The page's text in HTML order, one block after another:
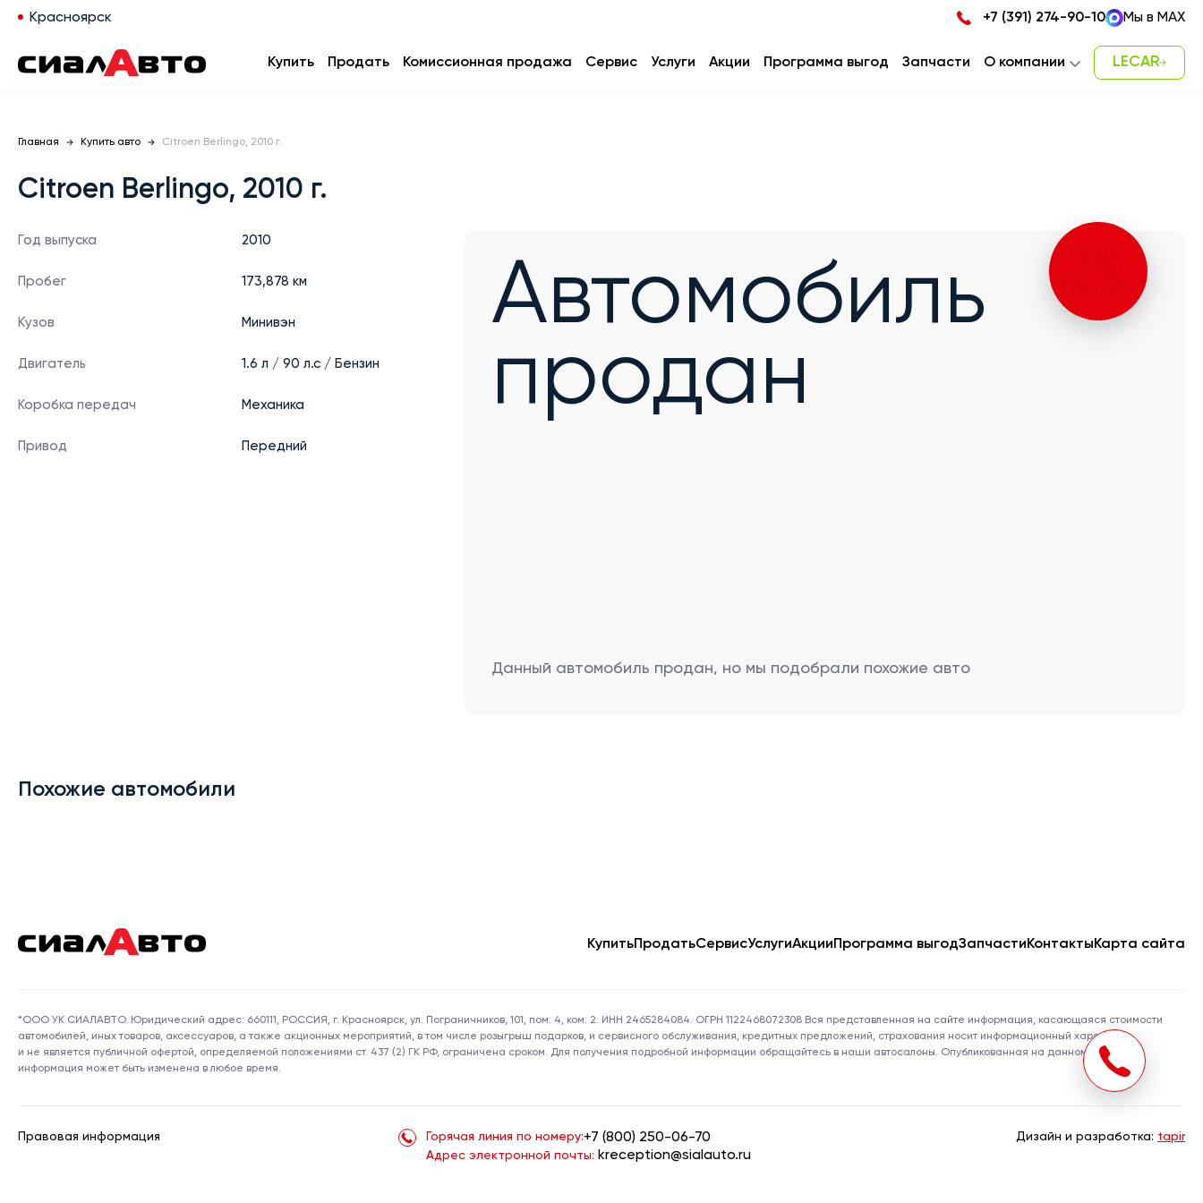
Красноярск +7 (391) 274-90-10 Мы в MAX
Купить Продать Комиссионная продажа Сервис Услуги Акции Программа выгод Запчасти О компании LECAR
Главная Купить авто Citroen Berlingo, 2010 г.
Citroen Berlingo, 2010 г.
Год выпуска 2010
Пробег 173,878 км
Кузов Минивэн
Двигатель 1.6 л / 90 л.с / Бензин
Коробка передач Механика
Привод Передний
Автомобиль
продан
Данный автомобиль продан, но мы подобрали похожие авто
Похожие автомобили
КупитьПродатьСервисУслугиАкцииПрограмма выгодЗапчастиКонтактыКарта сайта
*ООО УК СИАЛАВТО. Юридический адрес: 660111, РОССИЯ, г. Красноярск, ул. Пограничников, 101, пом. 4, ком. 2. ИНН 2465284084. ОГРН 1122468072308 Вся представленная на сайте информация, касающаяся стоимости
автомобилей, иных товаров, аксессуаров, а также акционных мероприятий, в том числе розыгрыш подарков, и сервисного обслуживания, кредитных предложений, страхования носит информационный характер
и не является публичной офертой, определяемой положениями ст. 437 (2) ГК РФ, ограничена сроком. Для получения подробной информации обращайтесь в наши автосалоны. Опубликованная на данном сайте
информация может быть изменена в любое время.
Правовая информация Горячая линия по номеру:+7 (800) 250-06-70
Адрес электронной почты: kreception@sialauto.ru
Дизайн и разработка: tapir
автомобиля